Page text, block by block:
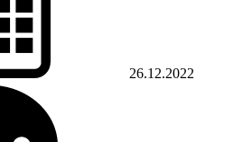
26.12.2022